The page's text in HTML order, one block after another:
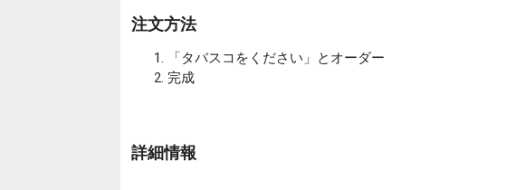
注文方法
「タバスコをください」とオーダー
完成
詳細情報